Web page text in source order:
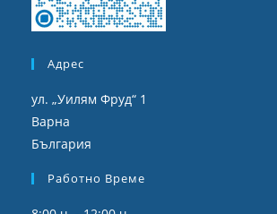
Адрес
ул. „Уилям Фруд“ 1
Варна
България
Работно Време